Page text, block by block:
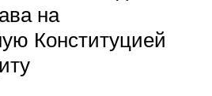
на
Конституцией